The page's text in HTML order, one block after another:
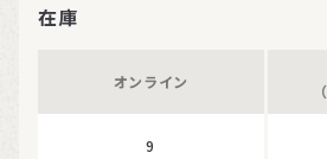
在庫
オンライン
9
（